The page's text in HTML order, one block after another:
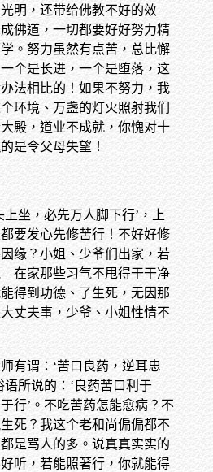
明，还带给佛教不好的效
佛道，一切都要好好努力精
。努力虽然有点苦，总比懈
个是长进，一个是堕落，这
法相比的！如果不努力，我
环境、万盏的灯火照射我们
殿，道业不成就，你愧对十
是令父母失望！
上坐，必先万人脚下行’，上
要发心先修苦行！不好好修
缘？小姐、少爷们出家，若
在家那些习气不甩得干干净
得到功德、了生死，无因那
丈夫事，少爷、小姐性情不
有谓：‘苦口良药，逆耳忠
语所说的：‘良药苦口利于
行’。不吃苦药怎能愈病？不
死？我这个老和尚偏偏都不
是骂人的多。说真真实实的
听，若能照著行，你就能得